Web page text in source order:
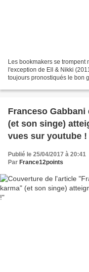
Les bookmakers se trompent
l'exception de Ell & Nikki
toujours pronostiqués le bon
Franceso
(et son singe)
vues sur youtube !
Publié le 25/04/2017 à 20:41
Par France12points